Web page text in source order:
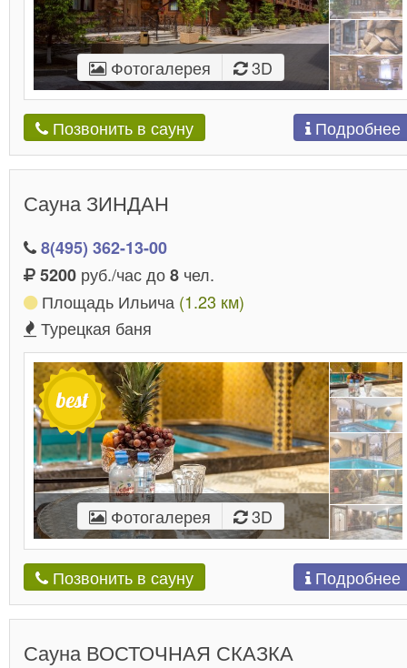
Фотогалерея 3D
Позвонить в сауну Подробнее
Сауна ЗИНДАН
8(495) 362-13-00
5200 руб./час до8 чел.
Площадь Ильича (1.23 км)
Турецкая баня
Фотогалерея 3D
Позвонить в сауну Подробнее
Сауна ВОСТОЧНАЯ СКАЗКА